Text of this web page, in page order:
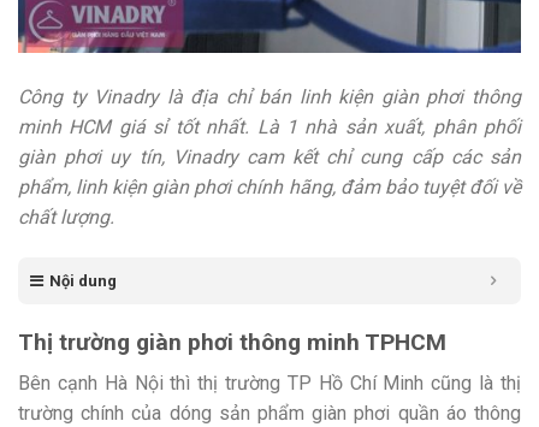
Công ty Vinadry là địa chỉ bán linh kiện giàn phơi thông
minh HCM giá sỉ tốt nhất. Là 1 nhà sản xuất, phân phối
giàn phơi uy tín, Vinadry cam kết chỉ cung cấp các sản
phẩm, linh kiện giàn phơi chính hãng, đảm bảo tuyệt đối về
chất lượng.
Nội dung
Thị trường giàn phơi thông minh TPHCM
Bên cạnh Hà Nội thì thị trường TP Hồ Chí Minh cũng là thị
trường chính của dóng sản phẩm giàn phơi quần áo thông